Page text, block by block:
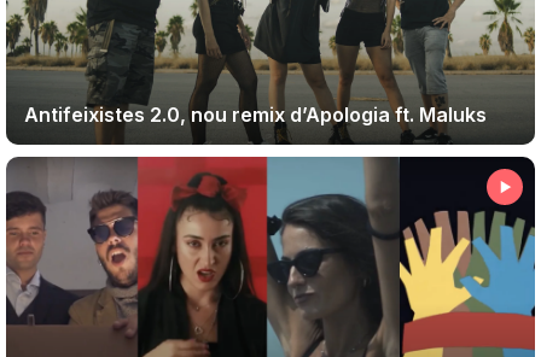
Antifeixistes 2.0, nou remix d’Apologia ft. Maluks